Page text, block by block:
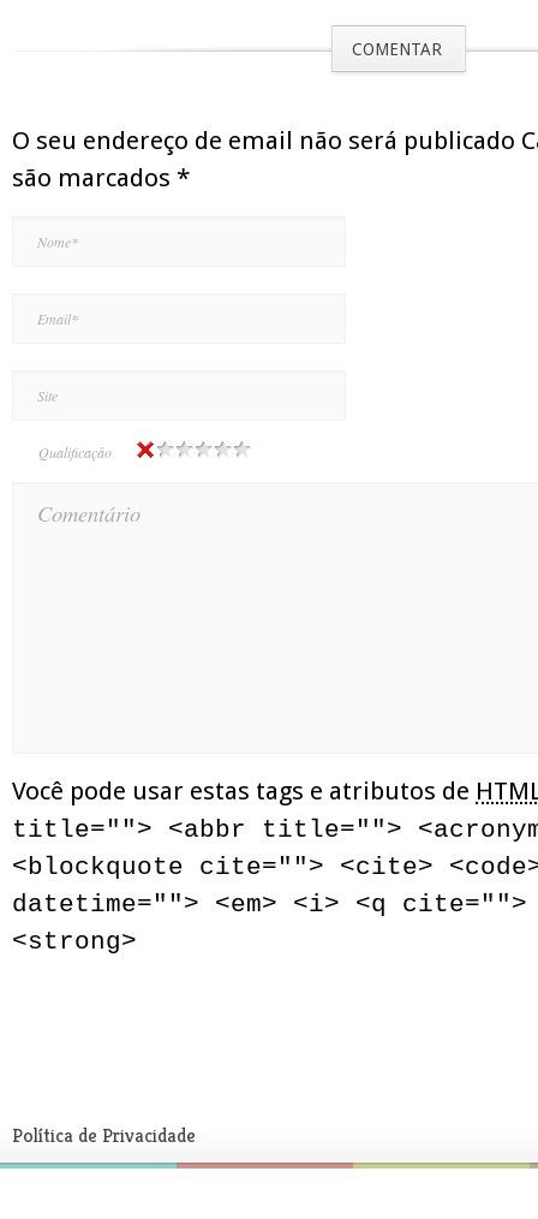
COMENTAR
O seu endereço de email não será publicado
são marcados *
Qualificação
Você pode usar estas tags e atributos de
title=""> <abbr title="">
<blockquote cite=""> <cite>
datetime=""> <em> <i> <q
<strong>
Política de Privacidade